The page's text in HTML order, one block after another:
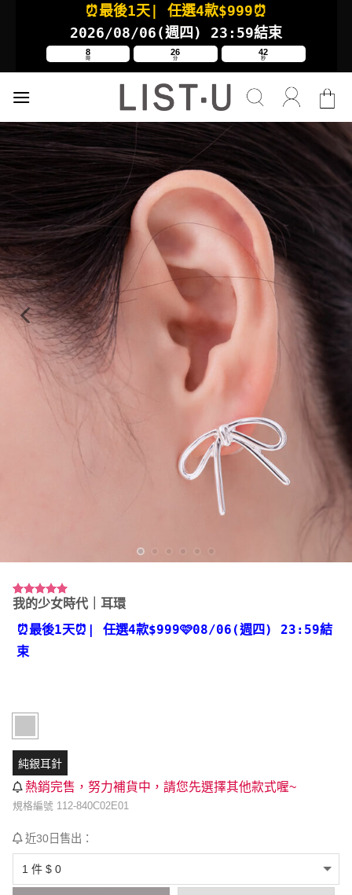
⏰最後1天 | 任選4款$999⏰
2026/08/06(週四 ) 23:59結束
8
時
26
分
41
秒
評分5.00
2
位顧客進行
評分
我的少女時代｜耳環
⏰最後1天⏰ | 任選4款$999🩷08/06(週四) 23:59結
束
純銀耳針
熱銷完售，努力補貨中，請您先選擇其他款式喔~
規格編號 112-840C02E01
近30日售出：